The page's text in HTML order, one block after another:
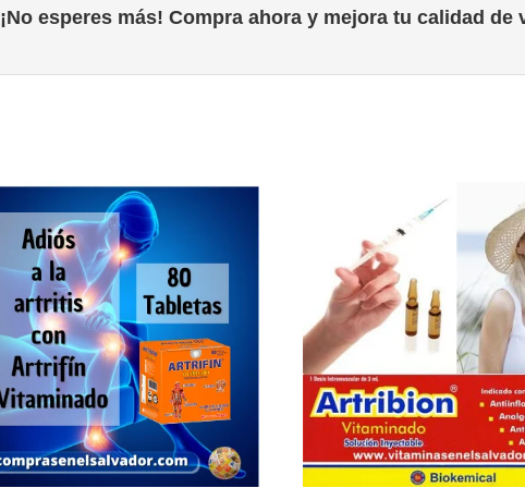
¡No esperes más! Compra ahora y mejora tu calidad de